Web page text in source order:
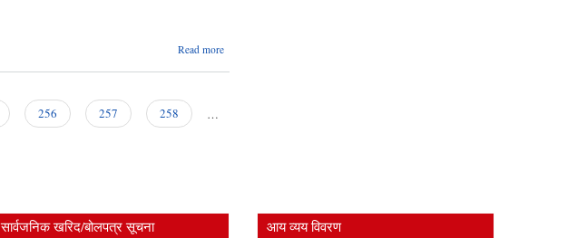
Read more
256 257 258
…
सार्वजनिक खरिद/बोलपत्र सूचना आय व्यय विवरण